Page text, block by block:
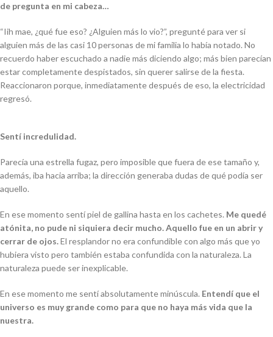
de pregunta en mi cabeza…
“Iih mae, ¿qué fue eso? ¿Alguien más lo vio?”, pregunté para ver si
alguien más de las casi 10 personas de mi familia lo había notado. No
recuerdo haber escuchado a nadie más diciendo algo; más bien parecían
estar completamente despistados, sin querer salirse de la fiesta.
Reaccionaron porque, inmediatamente después de eso, la electricidad
regresó.
Sentí incredulidad.
Parecía una estrella fugaz, pero imposible que fuera de ese tamaño y,
además, iba hacia arriba; la dirección generaba dudas de qué podía ser
aquello.
En ese momento sentí piel de gallina hasta en los cachetes. Me quedé
atónita, no pude ni siquiera decir mucho. Aquello fue en un abrir y
cerrar de ojos.El resplandor no era confundible con algo más que yo
hubiera visto pero también estaba confundida con la naturaleza. La
naturaleza puede ser inexplicable.
En ese momento me sentí absolutamente minúscula. Entendí que el
universo es muy grande como para que no haya más vida que la
nuestra.